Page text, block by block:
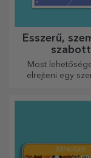
Ésszerű,
szabott
kártyák
Most
elrejteni egy